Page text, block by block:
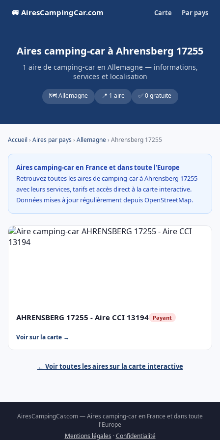
🚐 AiresCampingCar.com Carte Par pays
Aires camping-car à Ahrensberg 17255
1 aire de camping-car en Allemagne — informations,
services et localisation
🗺️ Allemagne 📍 1 aire ✅ 0 gratuite
Accueil › Aires par pays› Allemagne› Ahrensberg 17255
Aires camping-car en France et dans toute l'Europe
Retrouvez toutes les aires de camping-car à Ahrensberg 17255
avec leurs services, tarifs et accès direct à la carte interactive.
Données mises à jour régulièrement depuis OpenStreetMap.
AHRENSBERG 17255 - Aire CCI 13194 Payant
Voir sur la carte →
← Voir toutes les aires sur la carte interactive
AiresCampingCar.com — Aires camping-car en France et dans toute
l'Europe
Mentions légales ·Confidentialité